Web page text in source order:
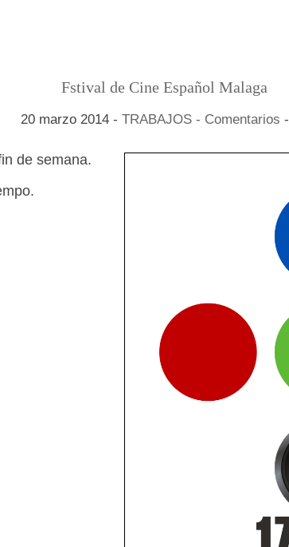
Fstival de Cine Español Malaga
20 marzo 2014 -TRABAJOS - Comentarios-
de semana.